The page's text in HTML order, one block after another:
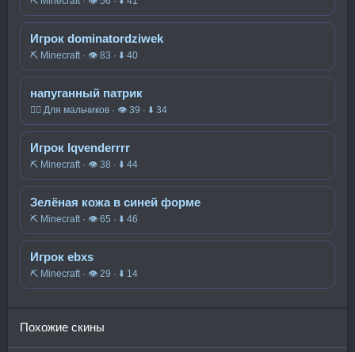
Игрок dominatordziwek
⛏️ Minecraft · 👁 83 · ⬇ 40
напуганный патрик
🧍‍♂️ Для мальчиков · 👁 39 · ⬇ 34
Игрок lqvenderrrr
⛏️ Minecraft · 👁 38 · ⬇ 44
Зелёная кожа в синей форме
⛏️ Minecraft · 👁 65 · ⬇ 46
Игрок ebxs
⛏️ Minecraft · 👁 29 · ⬇ 14
Похожие скины